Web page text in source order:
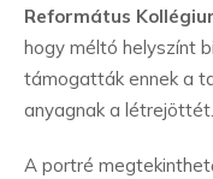
Református
hogy méltó helyszínt
támogatták ennek a
anyagnak a létrejöttét.
A portré